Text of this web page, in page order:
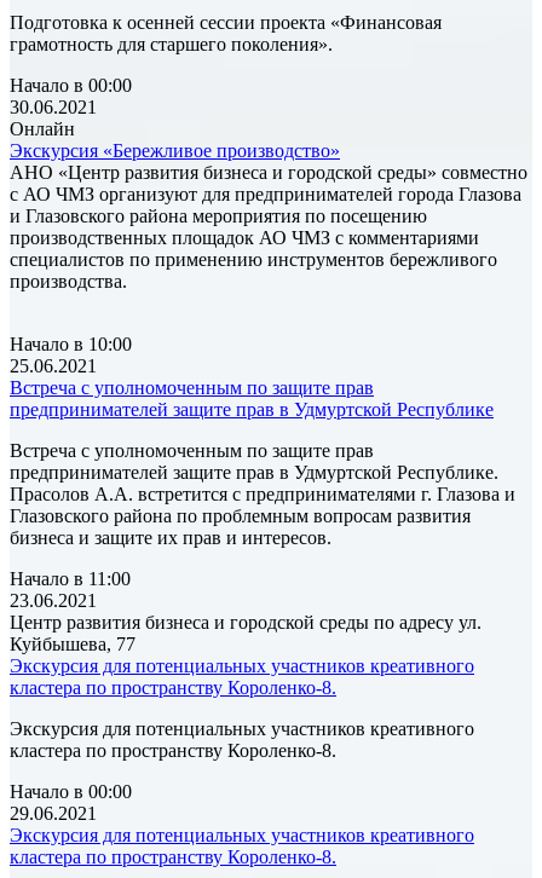
Подготовка к осенней сессии проекта «Финансовая
грамотность для старшего поколения».
Начало в 00:00
30.06.2021
Онлайн
Экскурсия «Бережливое производство»
АНО «Центр развития бизнеса и городской среды» совместно
с АО ЧМЗ организуют для предпринимателей города Глазова
и Глазовского района мероприятия по посещению
производственных площадок АО ЧМЗ с комментариями
специалистов по применению инструментов бережливого
производства.
Начало в 10:00
25.06.2021
Встреча с уполномоченным по защите прав
предпринимателей защите прав в Удмуртской Республике
Встреча с уполномоченным по защите прав
предпринимателей защите прав в Удмуртской Республике.
Прасолов А.А. встретится с предпринимателями г. Глазова и
Глазовского района по проблемным вопросам развития
бизнеса и защите их прав и интересов.
Начало в 11:00
23.06.2021
Центр развития бизнеса и городской среды по адресу ул.
Куйбышева, 77
Экскурсия для потенциальных участников креативного
кластера по пространству Короленко-8.
Экскурсия для потенциальных участников креативного
кластера по пространству Короленко-8.
Начало в 00:00
29.06.2021
Экскурсия для потенциальных участников креативного
кластера по пространству Короленко-8.